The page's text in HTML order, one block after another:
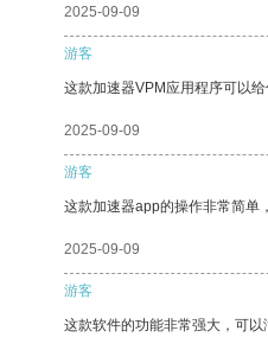
2025-09-09
游客
这款加速器VPM应用程序可以
2025-09-09
游客
这款加速器app的操作非常简单
2025-09-09
游客
这款软件的功能非常强大，可以